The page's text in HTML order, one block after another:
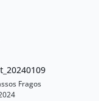
Fragos